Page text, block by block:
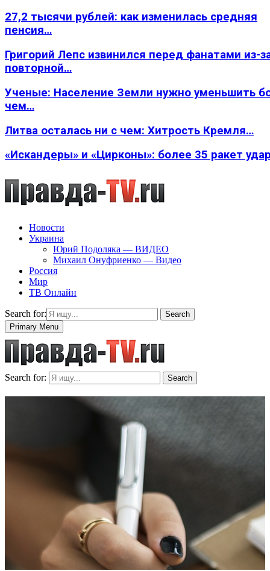
27,2 тысячи рублей: как изменилась средняя
пенсия…
Григорий Лепс извинился перед фанатами из-
повторной…
Ученые: Население Земли нужно уменьшить
чем…
Литва осталась ни с чем: Хитрость Кремля…
«Искандеры» и «Цирконы»: более 35 ракет
Новости
Украина
Юрий Подоляка — ВИДЕО
Михаил Онуфриенко — Видео
Россия
Мир
ТВ Онлайн
Search for:
Search
Primary Menu
Search for: Search